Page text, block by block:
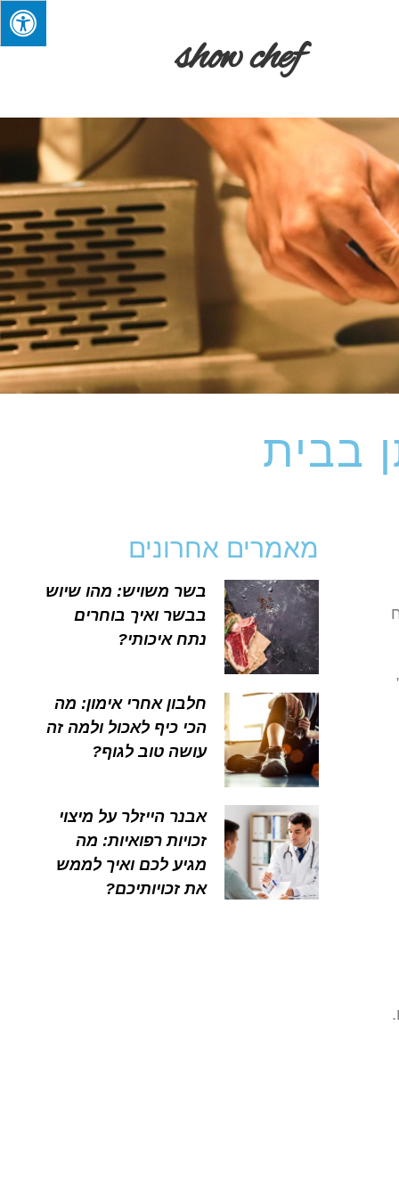
show chef
בבית
מאמרים אחרונים
בשר משויש: מהו שיוש
בבשר ואיך בוחרים
נתח איכותי?
חלבון אחרי אימון: מה
הכי כיף לאכול ולמה זה
עושה טוב לגוף?
אבנר הייזלר על מיצוי
זכויות רפואיות: מה
מגיע לכם ואיך לממש
את זכויותיכם?